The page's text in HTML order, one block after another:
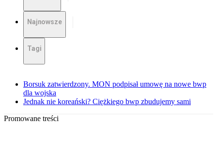
Najnowsze
Tagi
Borsuk zatwierdzony. MON podpisał umowę na nowe bwp
dla wojska
Jednak nie koreański? Ciężkiego bwp zbudujemy sami
Promowane treści